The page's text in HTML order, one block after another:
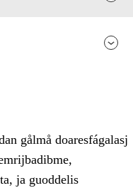
gålmå doaresfágalasj
ja guoddelis